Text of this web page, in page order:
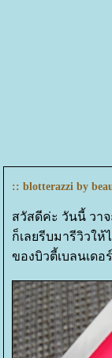
:: blotterazzi by
สวัสดีค่ะ วันนี้ วา
ก็เลยรีบมารีวิวใ
ของบิวตี้เบลนเด